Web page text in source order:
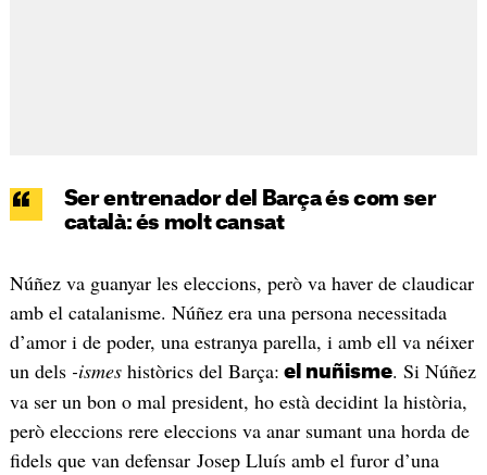
Ser entrenador del Barça és com ser
català: és molt cansat
Núñez va guanyar les eleccions, però va haver de claudicar
amb el catalanisme. Núñez era una persona necessitada
d’amor i de poder, una estranya parella, i amb ell va néixer
un dels -ismes històrics del Barça: el nuñisme. Si Núñez
va ser un bon o mal president, ho està decidint la història,
però eleccions rere eleccions va anar sumant una horda de
fidels que van defensar Josep Lluís amb el furor d’una